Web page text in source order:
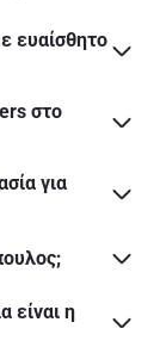
ευαίσθητο
στο
για
είναι η